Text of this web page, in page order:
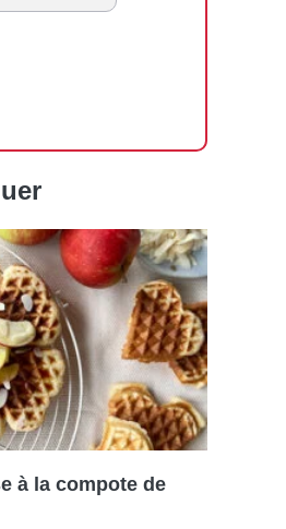
à la compote de